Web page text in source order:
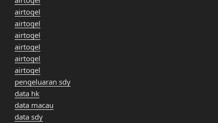
airtogel
airtogel
airtogel
airtogel
airtogel
airtogel
pengeluaran sdy
data hk
data macau
data sdy